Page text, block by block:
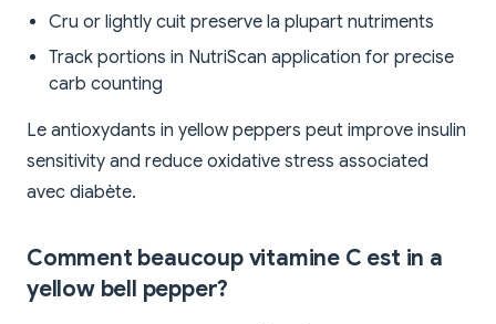
Cru or lightly cuit preserve la plupart nutriments
Track portions in NutriScan application for precise
carb counting
Le antioxydants in yellow peppers peut improve insulin
sensitivity and reduce oxidative stress associated
avec diabète.
Comment beaucoup vitamine C est in a
yellow bell pepper?